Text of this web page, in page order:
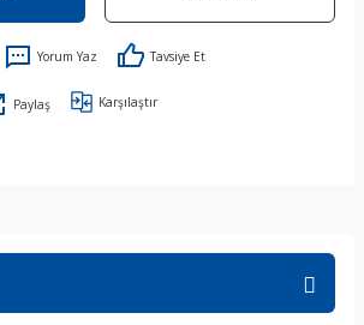
Yorum Yaz Tavsiye Et
Paylaş Karşılaştır